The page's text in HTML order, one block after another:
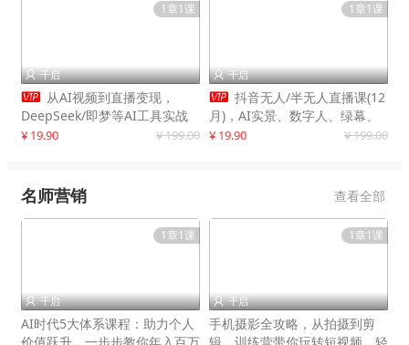
1章1课
 千启
 从AI视频到直播变现，
DeepSeek/即梦等AI工具实战
教学，生产爆款视频，打造高流
¥ 19.90 ¥ 199.00
1章1课
 千启
 抖音无人/半无人直播课(12
月)，AI实景、数字人、绿幕、
多种玩法、24小时自动盈利
¥ 19.90 ¥ 199.00
名师营销 查看全部
1章1课
 千启
AI时代5大体系课程：助力个人
1章1课
 千启
手机摄影全攻略，从拍摄到剪